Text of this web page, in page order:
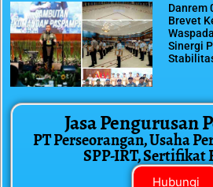
Danrem
Brevet
Sinergi
Jasa Pengurusan
PT Perseorangan, Usaha
SPP-IRT, Sertifikat
Hubungi